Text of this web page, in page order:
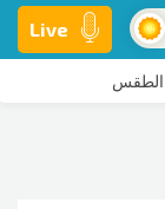
Live
الطقس